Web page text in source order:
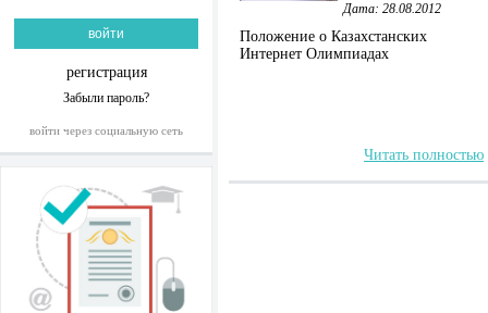
регистрация
Забыли пароль?
войти через социальную сеть
Дата: 28.08.2012
Положение о Казахстанских
Интернет Олимпиадах
Читать полностью